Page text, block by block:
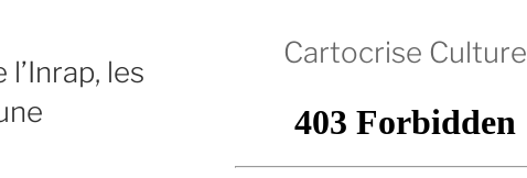
les
Cartocrise Culture